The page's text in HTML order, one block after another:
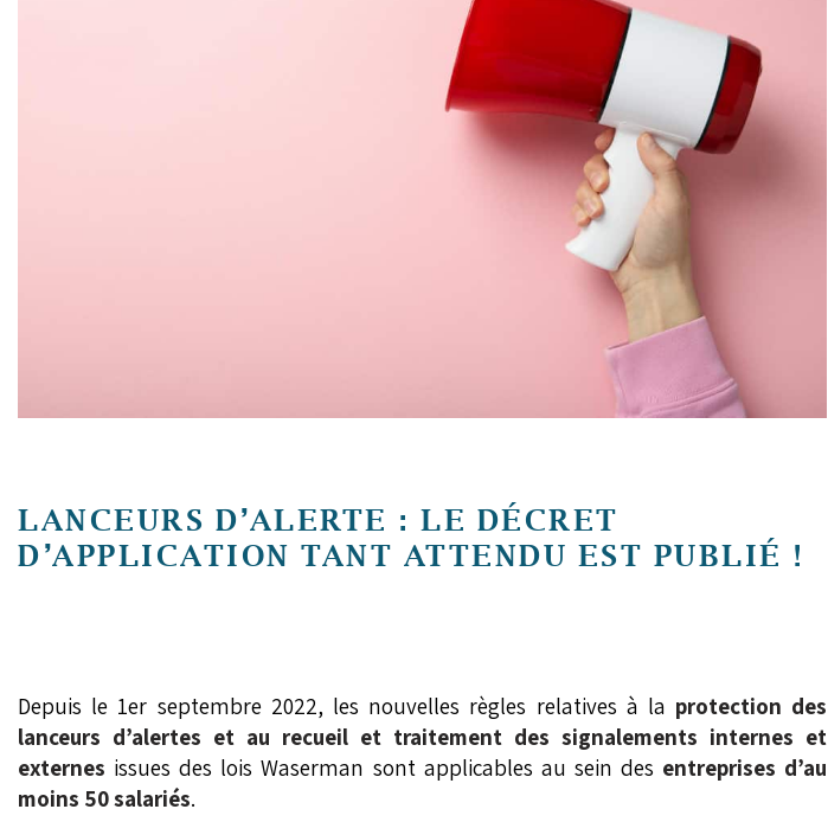
LANCEURS D’ALERTE : LE DÉCRET
D’APPLICATION TANT ATTENDU EST PUBLIÉ !
Depuis le 1er septembre 2022, les nouvelles règles relatives à la protection des
lanceurs d’alertes et au recueil et traitement des signalements internes et
externes issues des lois Waserman sont applicables au sein des entreprises d’au
moins 50 salariés.